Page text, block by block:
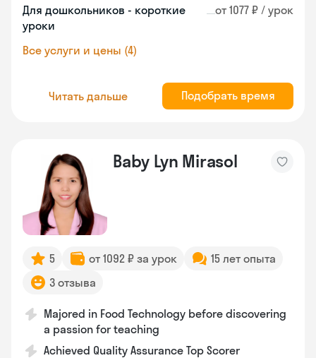
Для дошкольников - короткие
уроки
от 1077 ₽ / урок
Все услуги и цены (4)
Читать дальше Подобрать время
Baby Lyn Mirasol
5 от 1092 ₽ за урок
15 лет опыта
3 отзыва
Majored in Food Technology before discovering
a passion for teaching
Achieved Quality Assurance Top Scorer